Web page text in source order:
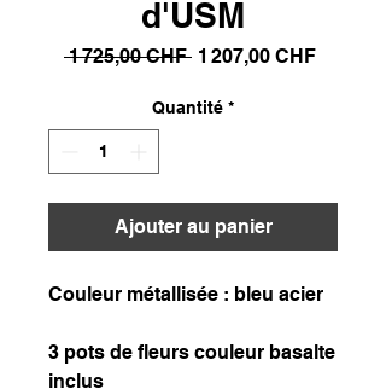
d'USM
1 725,00 CHF Prix
1 207,00 CHFPrix
Quantité *
Ajouter au panier
Couleur métallisée : bleu acier
3 pots de fleurs couleur basalte
inclus